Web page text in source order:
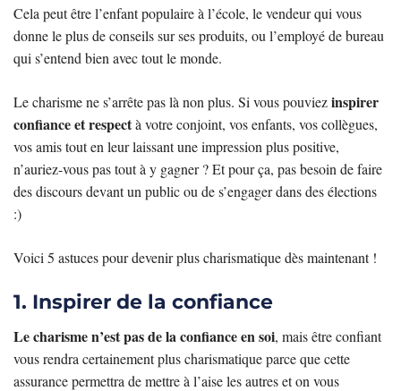
Cela peut être l’enfant populaire à l’école, le vendeur qui vous
donne le plus de conseils sur ses produits, ou l’employé de bureau
qui s’entend bien avec tout le monde.
Le charisme ne s’arrête pas là non plus. Si vous pouviezinspirer
confiance et respectà votre conjoint, vos enfants, vos collègues,
vos amis tout en leur laissant une impression plus positive,
n’auriez-vous pas tout à y gagner ? Et pour ça, pas besoin de faire
des discours devant un public ou de s’engager dans des élections
:)
Voici 5 astuces pour devenir plus charismatique dès maintenant !
1. Inspirer de la confiance
Le charisme n’est pas de la confiance en soi, mais être confiant
vous rendra certainement plus charismatique parce que cette
assurance permettra de mettre à l’aise les autres et on vous